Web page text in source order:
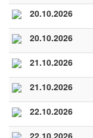
20.10.2026
20.10.2026
21.10.2026
21.10.2026
22.10.2026